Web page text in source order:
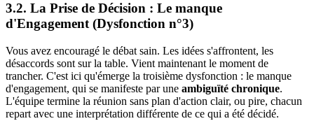
3.2. La Prise de Décision : Le manque
d'Engagement (Dysfonction n°3)
Vous avez encouragé le débat sain. Les idées s'affrontent, les
désaccords sont sur la table. Vient maintenant le moment de
trancher. C'est ici qu'émerge la troisième dysfonction : le manque
d'engagement, qui se manifeste par une ambiguïté chronique.
L'équipe termine la réunion sans plan d'action clair, ou pire, chacun
repart avec une interprétation différente de ce qui a été décidé.